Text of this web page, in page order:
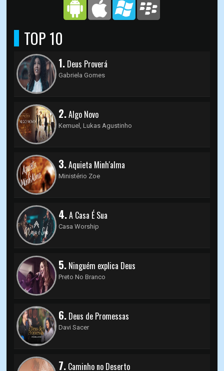
TOP 10
1. Deus Proverá
Gabriela Gomes
2.Algo Novo
Kemuel, Lukas Agustinho
3.Aquieta Minh'alma
Ministério Zoe
4.A Casa É Sua
Casa Worship
5. Ninguém explica Deus
Preto No Branco
6. Deus de Promessas
Davi Sacer
7. Caminho no Deserto